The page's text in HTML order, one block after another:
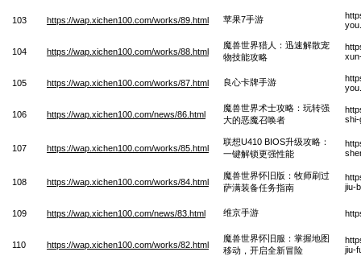
103 https://wap.xichen100.com/works/89.html 苹果7手游
104 https://wap.xichen100.com/works/88.html
魔兽世界猎人：迅速解散宠
物技能攻略
105 https://wap.xichen100.com/works/87.html 良心卡牌手游
106 https://wap.xichen100.com/news/86.html
魔兽世界术士攻略：玩转强
大的恶魔召唤者
shi-
107 https://wap.xichen100.com/works/85.html
联想U410 BIOS升级攻略：
一键解锁更强性能
108 https://wap.xichen100.com/works/84.html
魔兽世界怀旧版：牧师刷过
萨满装备任务指南
jiu-
109 https://wap.xichen100.com/news/83.html 维京手游
110 https://wap.xichen100.com/works/82.html
魔兽世界怀旧服：掌握地图
移动，开启全新冒险
jiu-